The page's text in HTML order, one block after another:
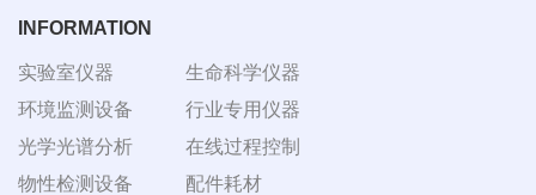
INFORMATION
实验室仪器
环境监测设备
光学光谱分析
物性检测设备
生命科学仪器
行业专用仪器
在线过程控制
配件耗材